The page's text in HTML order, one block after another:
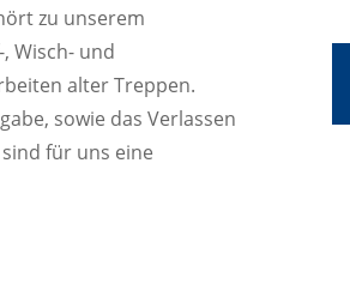
zu unserem
Wisch- und
alter Treppen.
sowie das Verlassen
für uns eine